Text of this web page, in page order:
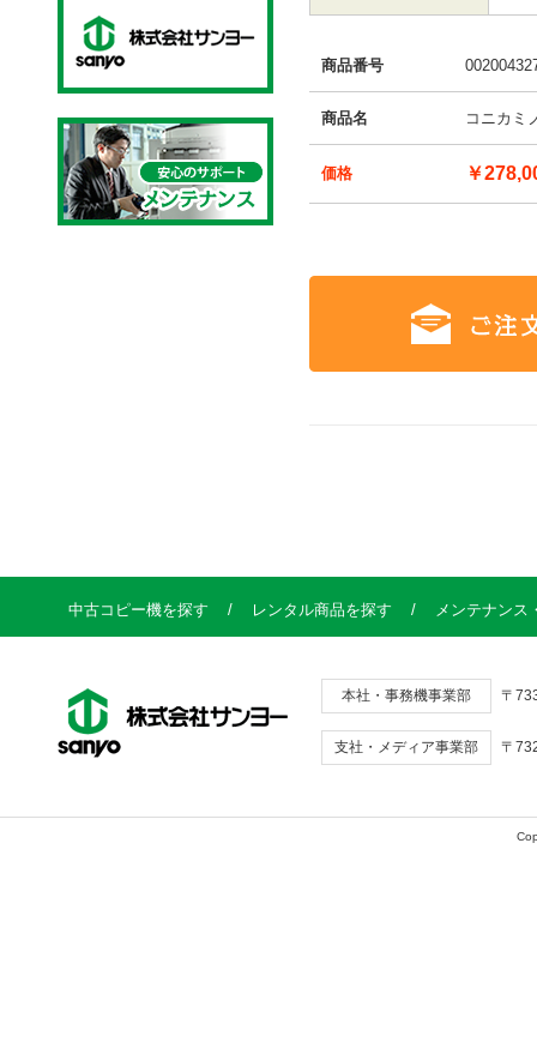
商品番号
商品名 コニカ
価格 ￥
中古コピー機を探す / レンタル商品を探す / メンテナンス
本社・事務機事業部 〒
支社・メディア事業部 〒